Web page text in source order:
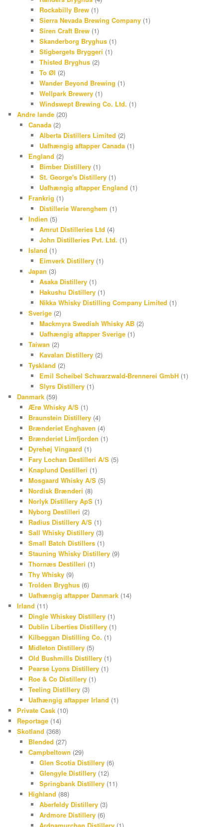
Rockabilly Brew (1)
Sierra Nevada Brewing Company (1)
Siren Craft Brew (1)
Skanderborg Bryghus (1)
Stigbergets Bryggeri (1)
Thisted Bryghus (2)
To Øl (2)
Wander Beyond Brewing (1)
Wellpark Brewery (1)
Windswept Brewing Co. Ltd. (1)
Andre lande (20)
Canada(2)
Alberta Distillers Limited (2)
Uafhængig aftapper Canada (1)
England (2)
Bimber Distillery (1)
St. George's Distillery (1)
Uafhængig aftapper England (1)
Frankrig (1)
Distillerie Warenghem (1)
Indien (5)
Amrut Distilleries Ltd (4)
John Distilleries Pvt. Ltd. (1)
Island (1)
Eimverk Distillery (1)
Japan (3)
Asaka Distillery (1)
Hakushu Distillery (1)
Nikka Whisky Distilling Company Limited (1)
Sverige(2)
Mackmyra Swedish Whisky AB (2)
Uafhængig aftapper Sverige (1)
Taiwan (2)
Kavalan Distillery (2)
Tyskland (2)
Emil Scheibel Schwarzwald-Brennerei GmbH (1)
Slyrs Distillery (1)
Danmark (59)
Ærø Whisky A/S(1)
Braunstein Distillery(4)
Brænderiet Enghaven (4)
Brænderiet Limfjorden (1)
Dyrehøj Vingaard (1)
Fary Lochan Destilleri A/S(5)
Knaplund Destilleri (1)
Mosgaard Whisky A/S(5)
Nordisk Brænderi (8)
Norlyk Distillery ApS(1)
Nyborg Destilleri (2)
Radius Distillery A/S(1)
Sall Whisky Distillery(3)
Small Batch Distillers(1)
Stauning Whisky Distillery(9)
Thornæs Destilleri (1)
Thy Whisky(9)
Trolden Bryghus(6)
Uafhængig aftapper Danmark(14)
Irland (11)
Dingle Whiskey Distillery(1)
Dublin Liberties Distillery(1)
Kilbeggan Distilling Co. (1)
Midleton Distillery(5)
Old Bushmills Distillery(1)
Pearse Lyons Distillery(1)
Roe & Co Distillery(1)
Teeling Distillery(3)
Uafhængig aftapper Irland (1)
Private Cask (10)
Reportage (14)
Skotland (368)
Blended (27)
Campbeltown (29)
Glen Scotia Distillery (6)
Glengyle Distillery (12)
Springbank Distillery (11)
Highland (88)
Aberfeldy Distillery (3)
Ardmore Distillery (6)